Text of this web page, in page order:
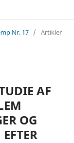
Nr. 17 / Artikler
AF
OG